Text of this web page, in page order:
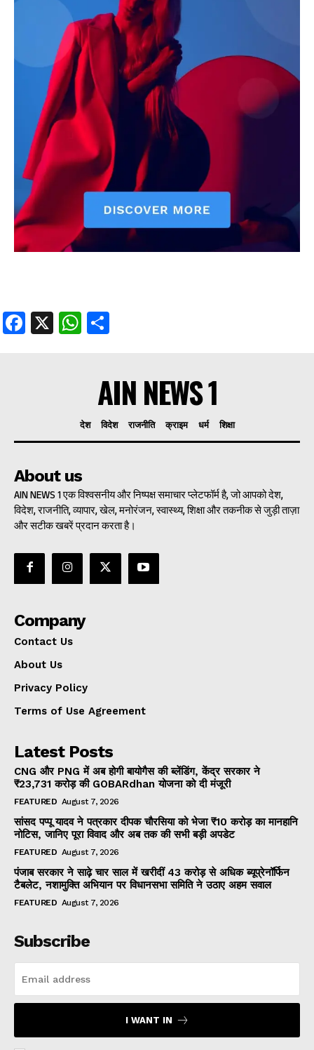
Privacy Policy
Terms of Use Agreement
Facebook
X WhatsApp
Share
Facebook
X WhatsApp
AIN NEWS 1
देश विदेश राजनीति क्राइम धर्म शिक्षा
About us
AIN NEWS 1 एक विश्वसनीय और निष्पक्ष समाचार प्लेटफॉर्म है, जो आपको देश,
विदेश, राजनीति, व्यापार, खेल, मनोरंजन, स्वास्थ्य, शिक्षा और तकनीक से जुड़ी ताज़ा
और सटीक खबरें प्रदान करता है।
Company
Contact Us
About Us
Privacy Policy
Terms of Use Agreement
Latest Posts
CNG और PNG में अब होगी बायोगैस की ब्लेंडिंग, केंद्र सरकार ने
₹23,731 करोड़ की GOBARdhan योजना को दी मंजूरी
FEATURED August 7, 2026
सांसद पप्पू यादव ने पत्रकार दीपक चौरसिया को भेजा ₹10 करोड़ का मानहानि
नोटिस, जानिए पूरा विवाद और अब तक की सभी बड़ी अपडेट
FEATURED August 7, 2026
पंजाब सरकार ने साढ़े चार साल में खरीदीं 43 करोड़ से अधिक ब्यूप्रेनॉर्फिन
टैबलेट, नशामुक्ति अभियान पर विधानसभा समिति ने उठाए अहम सवाल
FEATURED August 7, 2026
Subscribe
I WANT IN